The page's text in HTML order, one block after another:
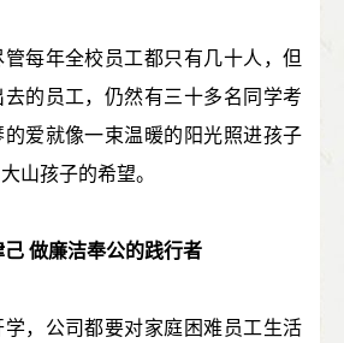
年全校员工都只有几十人，但
的员工，仍然有三十多名同学考
的爱就像一束温暖的阳光照进孩子
山孩子的希望。
己 做廉洁奉公的践行者
公司都要对家庭困难员工生活